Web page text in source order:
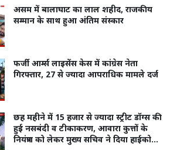
असम में बालाघाट का लाल शहीद, राजकीय
सम्मान के साथ हुआ अंतिम संस्कार
फर्जी आर्म्स लाइसेंस केस में कांग्रेस नेता
गिरफ्तार, 27 से ज्यादा आपराधिक मामले दर्ज
छह महीने में 15 हजार से ज्यादा स्ट्रीट डॉग्स की
हुई नसबंदी व टीकाकरण, आवारा कुत्तों के
नियंत्रण को लेकर मुख्य सचिव ने दिया हाईकोर्ट